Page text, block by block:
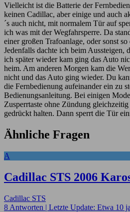
Vielleicht ist die Batterie der
keinen Cadillac, aber einige und auch
´s auch nicht, mit normalem Tür auf
ich was mit der Wegfahrsperre. Da
einer großen Trafoanlage, oder sonst
Jedenfalls dachte ich beim Aussteigen,
ich später wieder kam ging das Auto
heim. Am anderen Morgen kam die
nicht und das Auto ging wieder. Du
die Fernbedienung aufeinander ein zu
Bedienungsanleitung. Bei einigen
Zusperrtaste ohne Zündung
gedrückt halten. Dann sperrt die Tür
Ähnliche Fragen
A
Cadillac STS 2006
Cadillac STS
8 Antworten | Letzte Update: Etwa 10